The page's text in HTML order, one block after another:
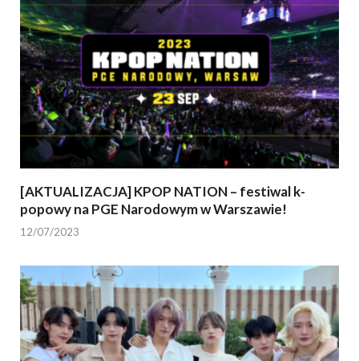
[AKTUALIZACJA] KPOP NATION – festiwal k-
popowy na PGE Narodowym w Warszawie!
12/07/2023